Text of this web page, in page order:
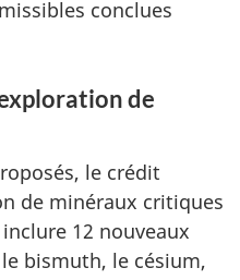
conclues
de
le crédit
de minéraux critiques
12 nouveaux
bismuth, le césium,